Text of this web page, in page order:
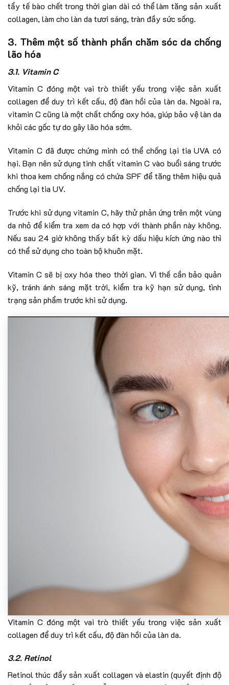
tẩy tế bào chết trong thời gian dài có thể làm tăng sản xuất
collagen, làm cho làn da tươi sáng, tràn đầy sức sống.
3. Thêm một số thành phần chăm sóc da chống
lão hóa
3.1. Vitamin C
Vitamin C đóng một vai trò thiết yếu trong việc sản xuất
collagen để duy trì kết cấu, độ đàn hồi của làn da. Ngoài ra,
vitamin C cũng là một chất chống oxy hóa, giúp bảo vệ làn da
khỏi các gốc tự do gây lão hóa sớm.
Vitamin C đã được chứng minh có thể chống lại tia UVA có
hại. Bạn nên sử dụng tinh chất vitamin C vào buổi sáng trước
khi thoa kem chống nắng có chứa SPF để tăng thêm hiệu quả
chống lại tia UV.
Trước khi sử dụng vitamin C, hãy thử phản ứng trên một vùng
da nhỏ để kiểm tra xem da có hợp với thành phần này không.
Nếu sau 24 giờ không thấy bất kỳ dấu hiệu kích ứng nào thì
có thể sử dụng cho toàn bộ khuôn mặt.
Vitamin C sẽ bị oxy hóa theo thời gian. Vì thế cần bảo quản
kỹ, tránh ánh sáng mặt trời, kiểm tra kỹ hạn sử dụng, tình
trạng sản phẩm trước khi sử dụng.
Vitamin C đóng một vai trò thiết yếu trong việc sản xuất
collagen để duy trì kết cấu, độ đàn hồi của làn da.
3.2. Retinol
Retinol thúc đẩy sản xuất collagen và elastin (quyết định độ